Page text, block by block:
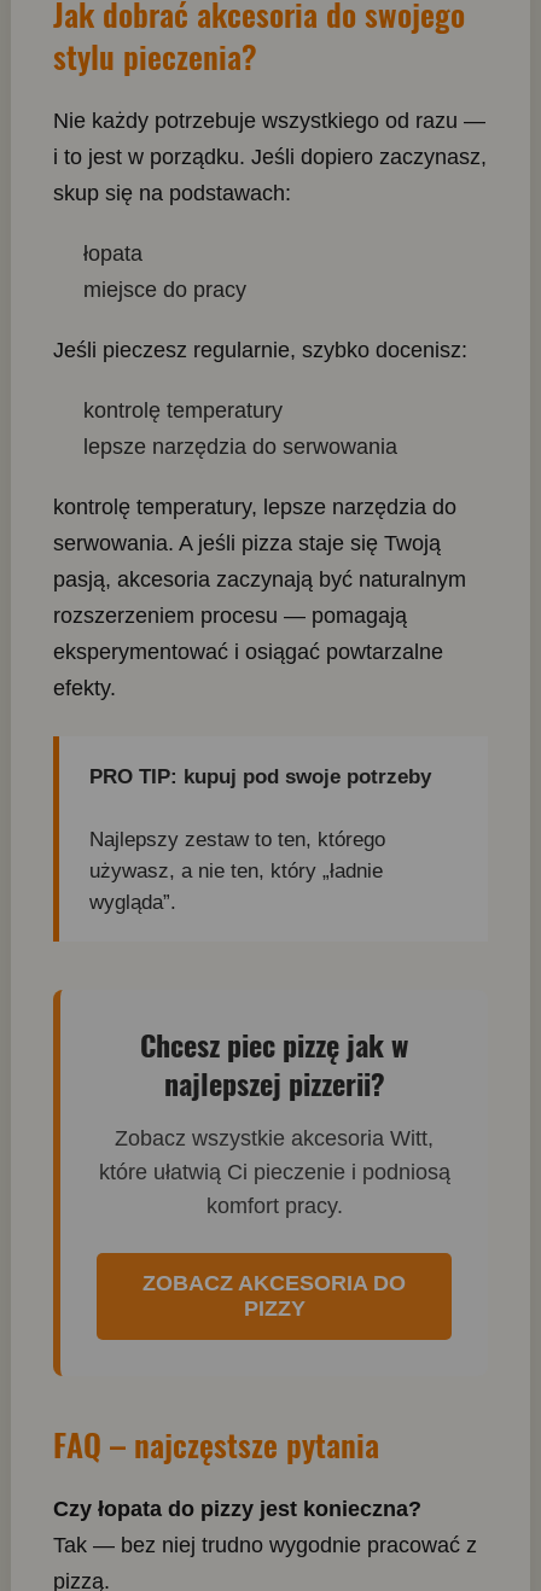
Jak dobrać akcesoria do swojego
stylu pieczenia?
Nie każdy potrzebuje wszystkiego od razu —
i to jest w porządku. Jeśli dopiero zaczynasz,
skup się na podstawach:
łopata
miejsce do pracy
Jeśli pieczesz regularnie, szybko docenisz:
kontrolę temperatury
lepsze narzędzia do serwowania
kontrolę temperatury, lepsze narzędzia do
serwowania. A jeśli pizza staje się Twoją
pasją, akcesoria zaczynają być naturalnym
rozszerzeniem procesu — pomagają
eksperymentować i osiągać powtarzalne
efekty.
PRO TIP: kupuj pod swoje potrzeby
Najlepszy zestaw to ten, którego
używasz, a nie ten, który „ładnie
wygląda”.
Chcesz piec pizzę jak w
najlepszej pizzerii?
Zobacz wszystkie akcesoria Witt,
które ułatwią Ci pieczenie i podniosą
komfort pracy.
ZOBACZ AKCESORIA DO
PIZZY
FAQ – najczęstsze pytania
Czy łopata do pizzy jest konieczna?
Tak — bez niej trudno wygodnie pracować z
pizzą.